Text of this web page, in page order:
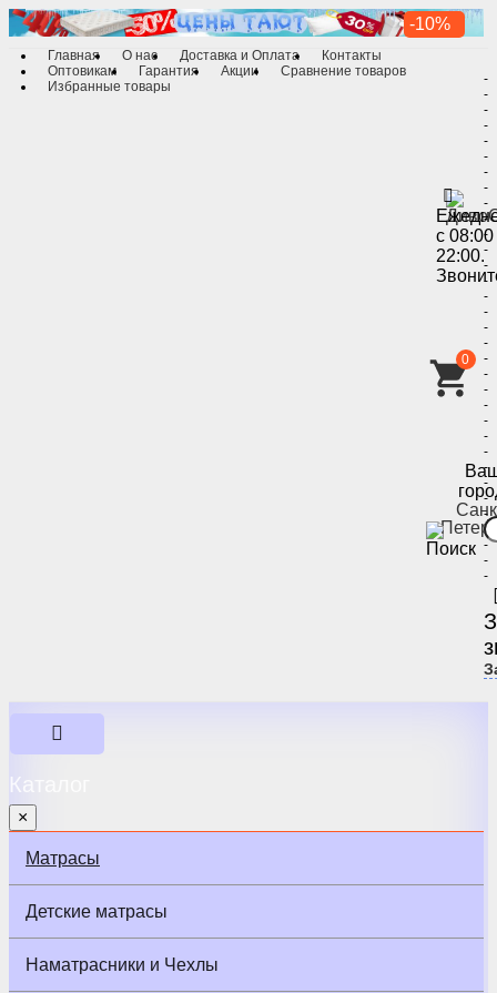
Главная О нас Доставка и Оплата
Контакты
Оптовикам
Гарантия Акции
Сравнение товаров
Избранные товары
с
22:00.
-
-
-
-
-
-
-
-
-
-
-
-
-
-
-
-
-
-
-
-
-
-
-
-
-
-
-
-
-
-
-
-
-
0
Каталог
×
Матрасы
Детские матрасы
Наматрасники и Чехлы
-10%